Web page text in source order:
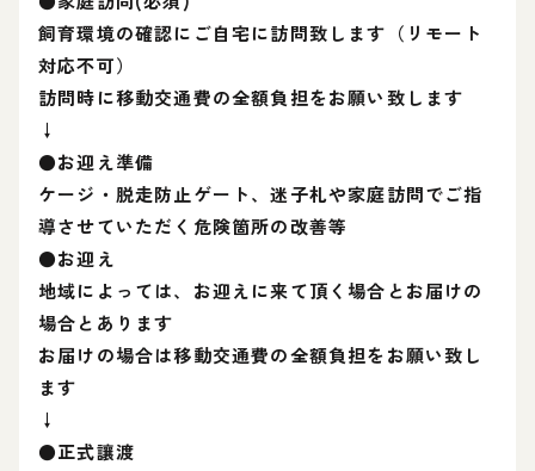
飼育環境の確認にご自宅に訪問致します（リモート
対応不可）
訪問時に移動交通費の全額負担をお願い致します
↓
●お迎え準備
ケージ・脱走防止ゲート、迷子札や家庭訪問でご指
導させていただく危険箇所の改善等
●お迎え
地域によっては、お迎えに来て頂く場合とお届けの
場合とあります
お届けの場合は移動交通費の全額負担をお願い致し
ます
↓
●正式讓渡